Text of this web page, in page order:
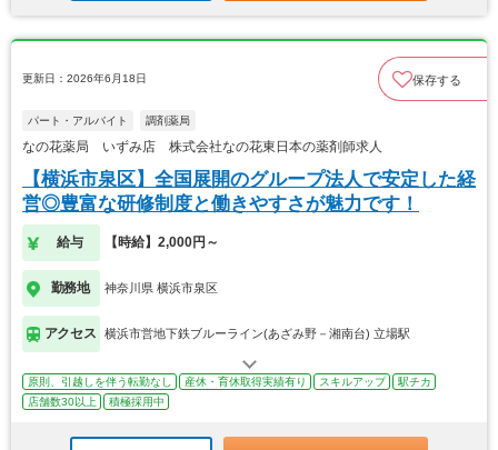
更新日：2026年6月18日 保存する
パート・アルバイト 調剤薬局
なの花薬局 いずみ店 株式会社なの花東日本の薬剤師求人
【横浜市泉区】全国展開のグループ法人で安定した経
営◎豊富な研修制度と働きやすさが魅力です！
給与 【時給】2,000円～
勤務地 神奈川県 横浜市泉区
アクセス 横浜市営地下鉄ブルーライン(あざみ野－湘南台) 立場駅
原則、引越しを伴う転勤なし 産休・育休取得実績有り スキルアップ
駅チカ
店舗数30以上
積極採用中